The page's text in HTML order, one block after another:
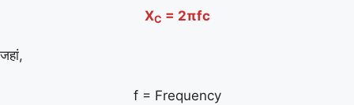
XC = 2πfc
जहां,
f = Frequency